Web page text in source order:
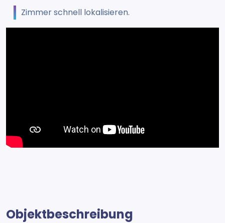
Zimmer schnell lokalisieren.
Objektbeschreibung